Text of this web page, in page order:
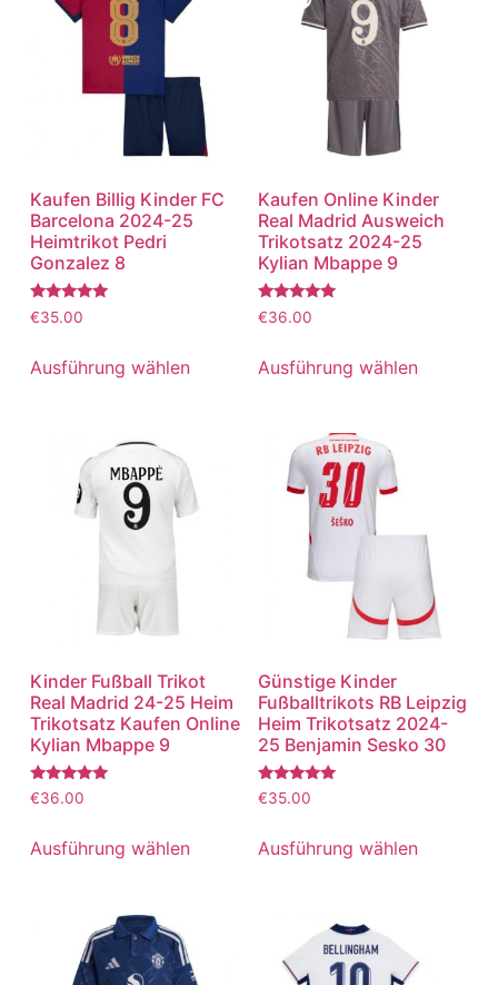
Kaufen Billig Kinder FC
Barcelona 2024-25
Heimtrikot Pedri
Gonzalez 8
Bewertet
mit
€35.00
Ausführung wählen
Kaufen Online Kinder
Real Madrid Ausweich
Trikotsatz 2024-25
Kylian Mbappe 9
Bewertet
mit
€36.00
Ausführung wählen
Kinder Fußball Trikot
Real Madrid 24-25 Heim
Trikotsatz Kaufen Online
Kylian Mbappe 9
Bewertet
mit
von 5
€36.00
Ausführung wählen
Günstige Kinder
Fußballtrikots RB Leipzig
Heim Trikotsatz 2024-
25 Benjamin Sesko 30
Bewertet
mit
von 5
€35.00
Ausführung wählen